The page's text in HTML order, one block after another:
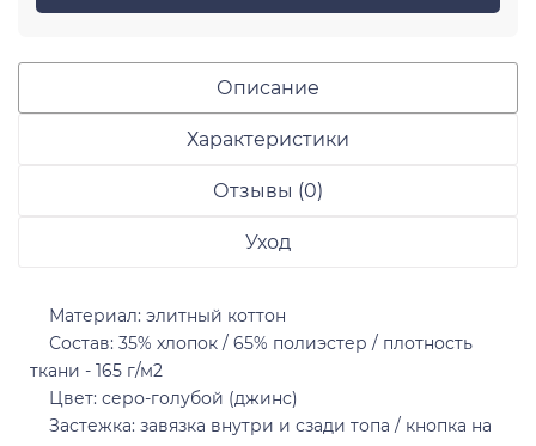
Описание
Характеристики
Отзывы (0)
Уход
Материал: элитный коттон
Состав: 35% хлопок / 65% полиэстер / плотность
ткани - 165 г/м2
Цвет: серо-голубой (джинс)
Застежка: завязка внутри и сзади топа / кнопка на
Отправить